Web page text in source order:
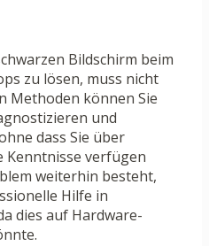
Bildschirm beim
zu lösen, muss nicht
Methoden können Sie
und
dass Sie über
Kenntnisse verfügen
weiterhin besteht,
Hilfe in
dies auf Hardware-